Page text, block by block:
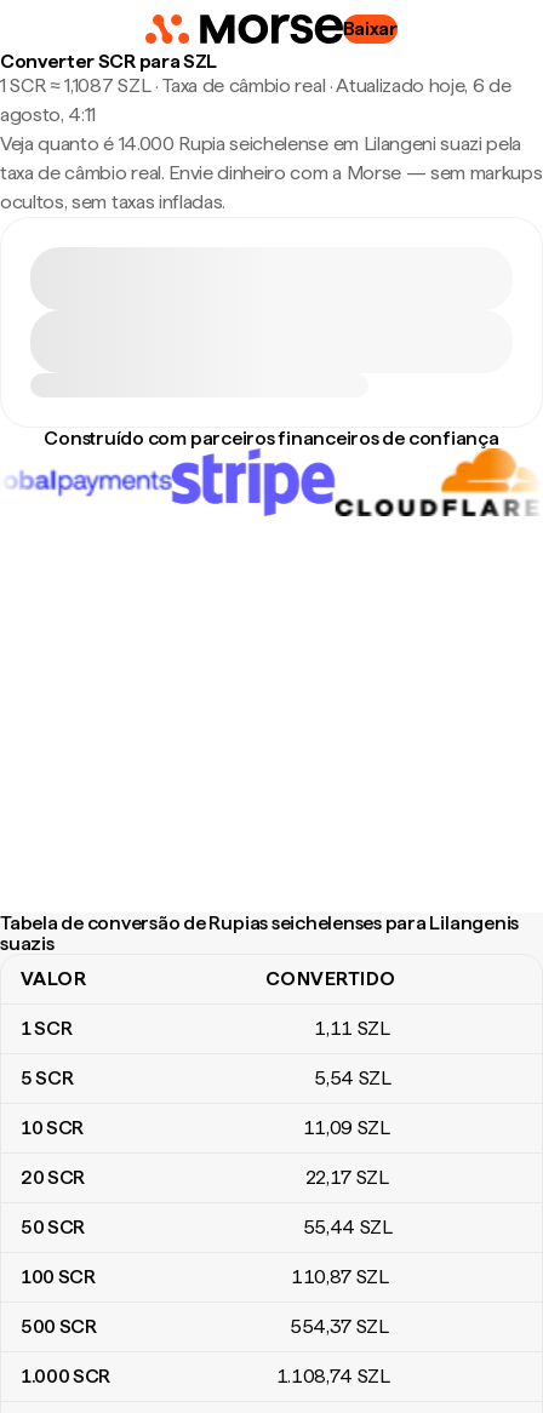
Baixar
Converter SCR para SZL
1 SCR ≈ 1,1087 SZL · Taxa de câmbio real ·Atualizado hoje, 6 de
agosto, 4:11
Veja quanto é 14.000 Rupia seichelense em Lilangeni suazi pela
taxa de câmbio real. Envie dinheiro com a Morse — sem markups
ocultos, sem taxas infladas.
Construído com parceiros financeiros de confiança
Tabela de conversão de Rupias seichelenses para Lilangenis
suazis
Tabela de conversão de Rupias seichelenses para Lilangenis
VALOR CONVERTIDO
1SCR 1,11 SZL
5SCR 5,54 SZL
10SCR 11,09 SZL
20SCR 22,17 SZL
50SCR 55,44 SZL
100 SCR 110,87 SZL
500 SCR 554,37 SZL
1.000SCR 1.108,74 SZL